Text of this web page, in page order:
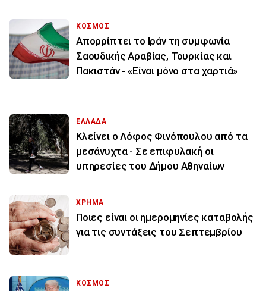
ΚΟΣΜΟΣ
Απορρίπτει το Ιράν τη συμφωνία
Σαουδικής Αραβίας, Τουρκίας και
Πακιστάν - «Είναι μόνο στα χαρτιά»
ΕΛΛΑΔΑ
Κλείνει ο Λόφος Φινόπουλου από τα
μεσάνυχτα - Σε επιφυλακή οι
υπηρεσίες του Δήμου Αθηναίων
ΧΡΗΜΑ
Ποιες είναι οι ημερομηνίες καταβολής
για τις συντάξεις του Σεπτεμβρίου
ΚΟΣΜΟΣ